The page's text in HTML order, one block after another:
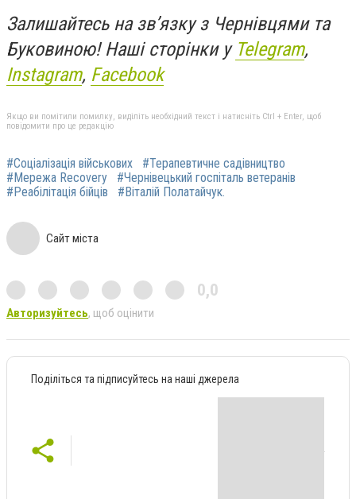
Залишайтесь на зв’язку з Чернівцями та
Буковиною! Наші сторінки у Telegram,
Instagram, Facebook
Якщо ви помітили помилку, виділіть необхідний текст і натисніть Ctrl + Enter, щоб
повідомити про це редакцію
#Соціалізація військових
#Терапевтичне садівництво
#Мережа Recovery
#Чернівецький госпіталь ветеранів
#Реабілітація бійців
#Віталій Полатайчук.
Сайт міста
0,0
Авторизуйтесь, щоб оцінити
Поділіться та підписуйтесь на наші джерела